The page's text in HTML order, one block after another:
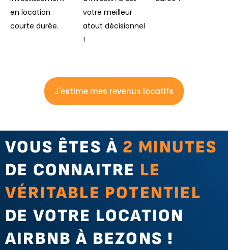
en location
courte durée.
votre meilleur
atout décisionnel
!
J'estime mes revenus locatifs
VOUS ÊTES À 2 MINUTES
DE CONNAITRE LE
VÉRITABLE POTENTIEL
DE VOTRE LOCATION
AIRBNB À BEZONS !